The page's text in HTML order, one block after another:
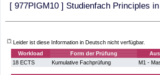
[ 977PIGM10 ] Studienfach Principles
(*) Leider ist diese Information in Deutsch nicht verfügbar.
Workload
Form der Prüfung
18 ECTS
Kumulative Fachprüfung M1 -